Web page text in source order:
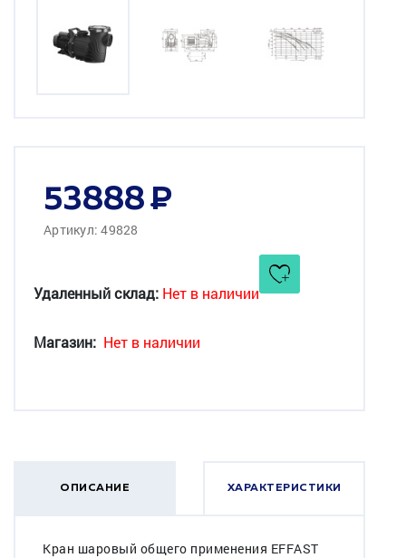
53888
Артикул: 49828
Удаленный склад: Нет в наличии
Магазин: Нет в наличии
ОПИСАНИЕ ХАРАКТЕРИСТИКИ
Кран шаровый общего применения EFFAST